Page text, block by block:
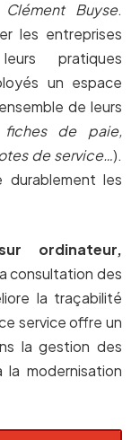
Clément Buyse.
les entreprises
pratiques
un espace
de leurs
de paie,
de service…).
les
ordinateur,
consultation des
la traçabilité
service offre un
la gestion des
modernisation